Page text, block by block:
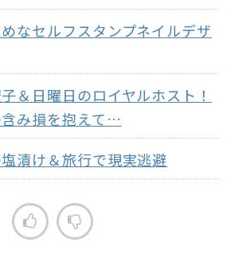
なセルフスタンプネイルデザ
＆日曜日のロイヤルホスト！
み損を抱えて…
漬け＆旅行で現実逃避